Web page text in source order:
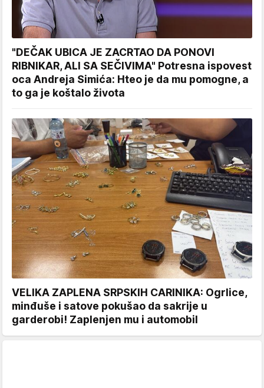
"DEČAK UBICA JE ZACRTAO DA PONOVI
RIBNIKAR, ALI SA SEČIVIMA" Potresna ispovest
oca Andreja Simića: Hteo je da mu pomogne, a
to ga je koštalo života
VELIKA ZAPLENA SRPSKIH CARINIKA: Ogrlice,
minđuše i satove pokušao da sakrije u
garderobi! Zaplenjen mu i automobil